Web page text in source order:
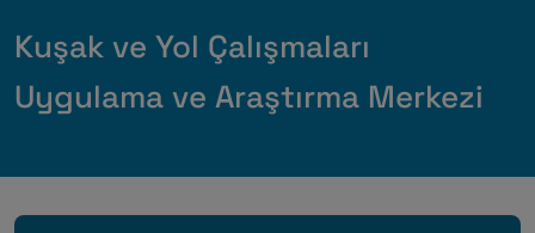
Kuşak ve Yol Çalışmaları
Uygulama ve Araştırma Merkezi